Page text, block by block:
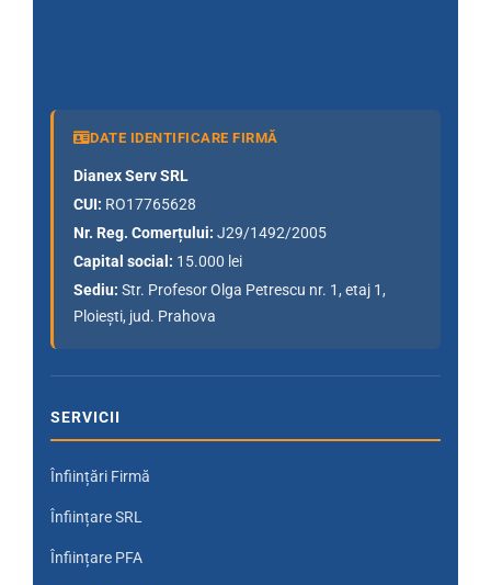
DATE IDENTIFICARE FIRMĂ
Dianex Serv SRL
CUI: RO17765628
Nr. Reg. Comerțului: J29/1492/2005
Capital social: 15.000 lei
Sediu: Str. Profesor Olga Petrescu nr. 1, etaj 1,
Ploiești, jud. Prahova
SERVICII
Înființări Firmă
Înființare SRL
Înființare PFA